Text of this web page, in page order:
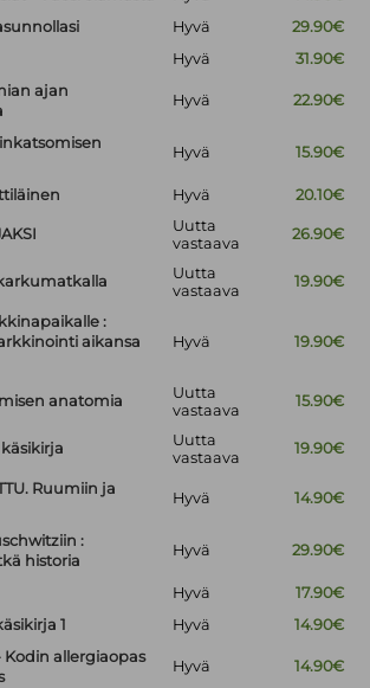
Hyvä
29.90€
Hyvä
31.90€
ajan
Hyvä 22.90€
Hyvä 15.90€
Hyvä 20.10€
Uutta
vastaava
26.90€
Uutta
vastaava
19.90€
:
aikansa
Hyvä 19.90€
anatomia
Uutta
vastaava
15.90€
Uutta
vastaava
19.90€
Ruumiin ja
Hyvä 14.90€
:
historia
Hyvä 29.90€
Hyvä
17.90€
1
Hyvä
14.90€
Kodin allergiaopas
Hyvä 14.90€